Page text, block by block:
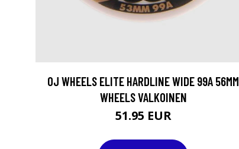
OJ WHEELS ELITE HARDLINE WIDE 99A 56MM
WHEELS VALKOINEN
51.95 EUR